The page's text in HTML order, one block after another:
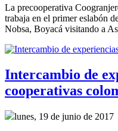
La precooperativa
trabaja en el primer eslabón
Nobsa, Boyacá visitando a
Intercambio de
cooperativas
lunes, 19 de junio de 2017